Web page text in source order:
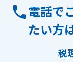
電話で
たい方
税